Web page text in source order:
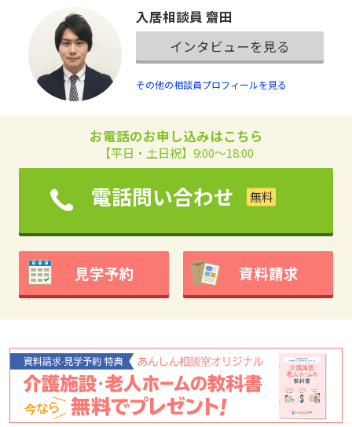
入居相談員 齋田
インタビューを見る
その他の相談員プロフィールを見る
お電話のお申し込みはこちら
【平日・土日祝】9:00～18:00
電話問い合わせ
見学予約 資料請求